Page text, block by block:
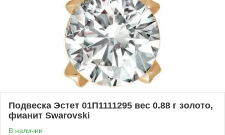
Подвеска Эстет 01П1111295 вес 0.88 г золото,
фианит Swarovski
В наличии